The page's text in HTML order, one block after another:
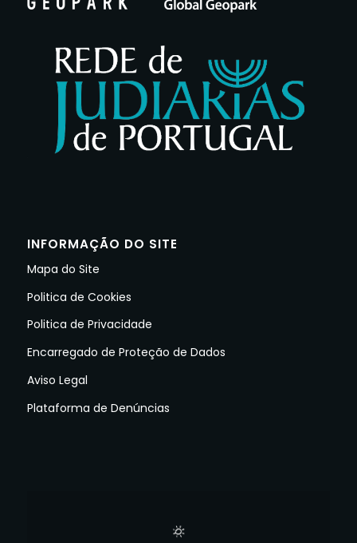
INFORMAÇÃO DO SITE
Mapa do Site
Politica de Cookies
Politica de Privacidade
Encarregado de Proteção de Dados
Aviso Legal
Plataforma de Denúncias